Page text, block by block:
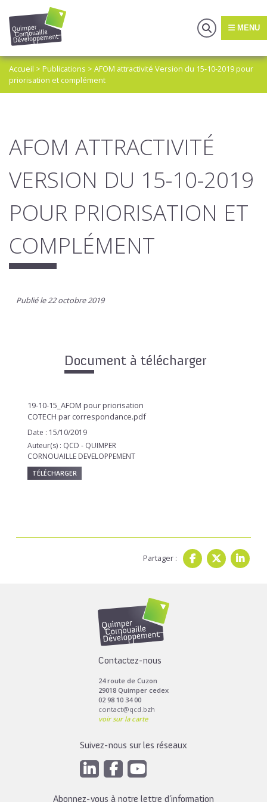
MENU
Accueil > Publications > AFOM attractivité Version du 15-10-2019 pour
priorisation et complément
AFOM ATTRACTIVITÉ
VERSION DU 15-10-2019
POUR PRIORISATION ET
COMPLÉMENT
Publié le 22 octobre 2019
Document à télécharger
19-10-15_AFOM pour priorisation
COTECH par correspondance.pdf
Date : 15/10/2019
Auteur(s) : QCD - QUIMPER
CORNOUAILLE DEVELOPPEMENT
TÉLÉCHARGER
Partager :
Contactez-nous
24 route de Cuzon
29018 Quimper cedex
02 98 10 34 00
contact@qcd.bzh
voir sur la carte
Suivez-nous sur les réseaux
Abonnez-vous à notre lettre d’information